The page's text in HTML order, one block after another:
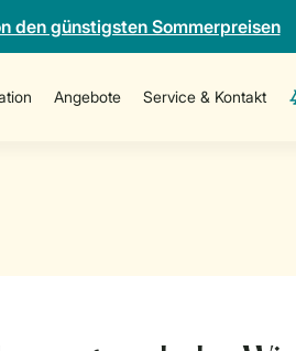
den günstigsten Sommerpreisen
Angebote Service & Kontakt